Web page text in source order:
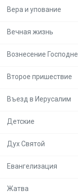
Вера и упование
Вечная жизнь
Вознесение Господне
Второе пришествие
Въезд в Иерусалим
Детские
Дух Святой
Евангелизация
Жатва